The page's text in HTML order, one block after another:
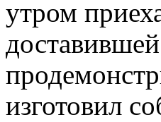
утром
изготовил